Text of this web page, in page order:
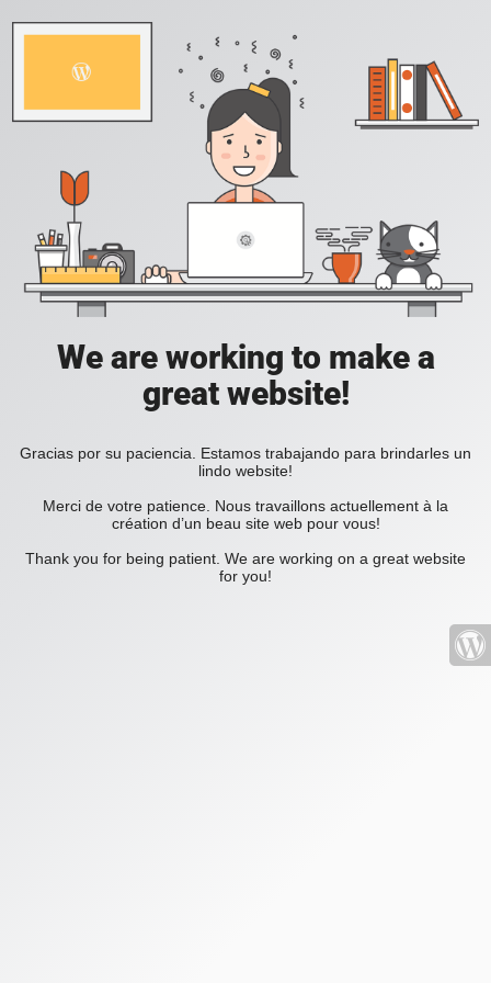
We are working to make a
great website!
Gracias por su paciencia. Estamos trabajando para brindarles un
lindo website!
Merci de votre patience. Nous travaillons actuellement à la
création d’un beau site web pour vous!
Thank you for being patient. We are working on a great website
for you!